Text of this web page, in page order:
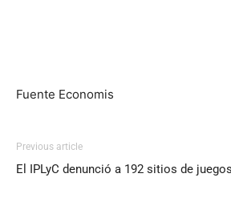
Fuente Economis
Previous article
El IPLyC denunció a 192 sitios de